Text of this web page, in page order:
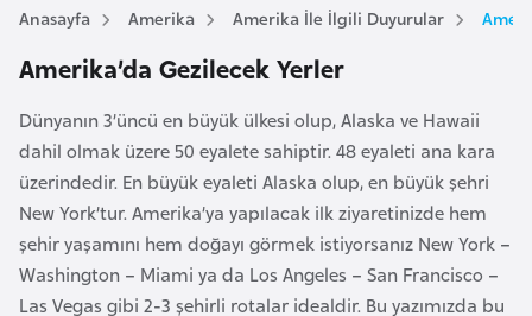
t
Anasayfa Amerika Amerika İle İlgili Duyurular
Amerika’da Gezilecek Yerler
Dünyanın 3’üncü en büyük ülkesi olup, Alaska ve Hawaii
dahil olmak üzere 50 eyalete sahiptir. 48 eyaleti ana kara
üzerindedir. En büyük eyaleti Alaska olup, en büyük şehri
New York’tur. Amerika’ya yapılacak ilk ziyaretinizde hem
şehir yaşamını hem doğayı görmek istiyorsanız New York –
Washington – Miami ya da Los Angeles – San Francisco –
Las Vegas gibi 2-3 şehirli rotalar idealdir. Bu yazımızda bu
A
v
t